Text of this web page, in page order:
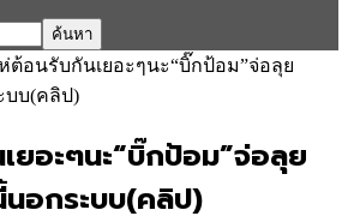
ต้อนรับกันเยอะๆนะ“บิ๊กป้อม”จ่อลุย
บบ(คลิป)
ยอะๆนะ“บิ๊กป้อม”จ่อลุย
อกระบบ(คลิป)